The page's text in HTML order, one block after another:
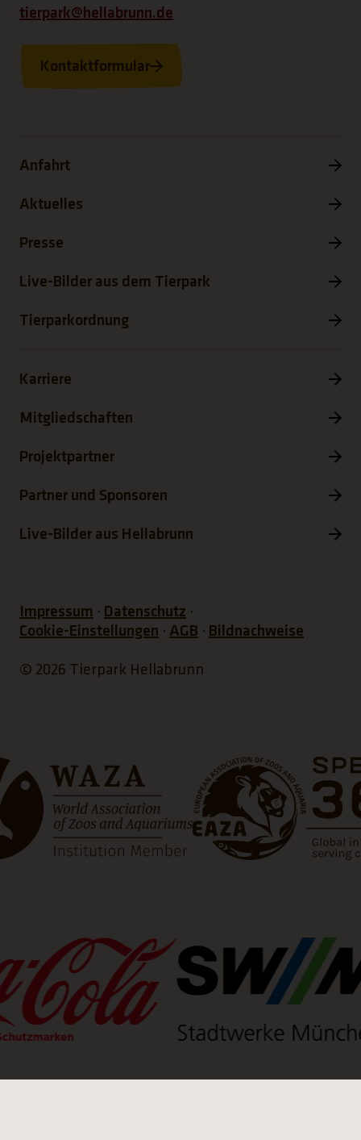
tierpark@hellabrunn.de
Kontaktformular
Anfahrt
Aktuelles
Presse
Live-Bilder aus dem Tierpark
Tierparkordnung
Karriere
Mitgliedschaften
Projektpartner
Partner und Sponsoren
Live-Bilder aus Hellabrunn
Impressum
Datenschutz
Cookie-Einstellungen
AGB Bildnachweise
© 2026 Tierpark Hellabrunn